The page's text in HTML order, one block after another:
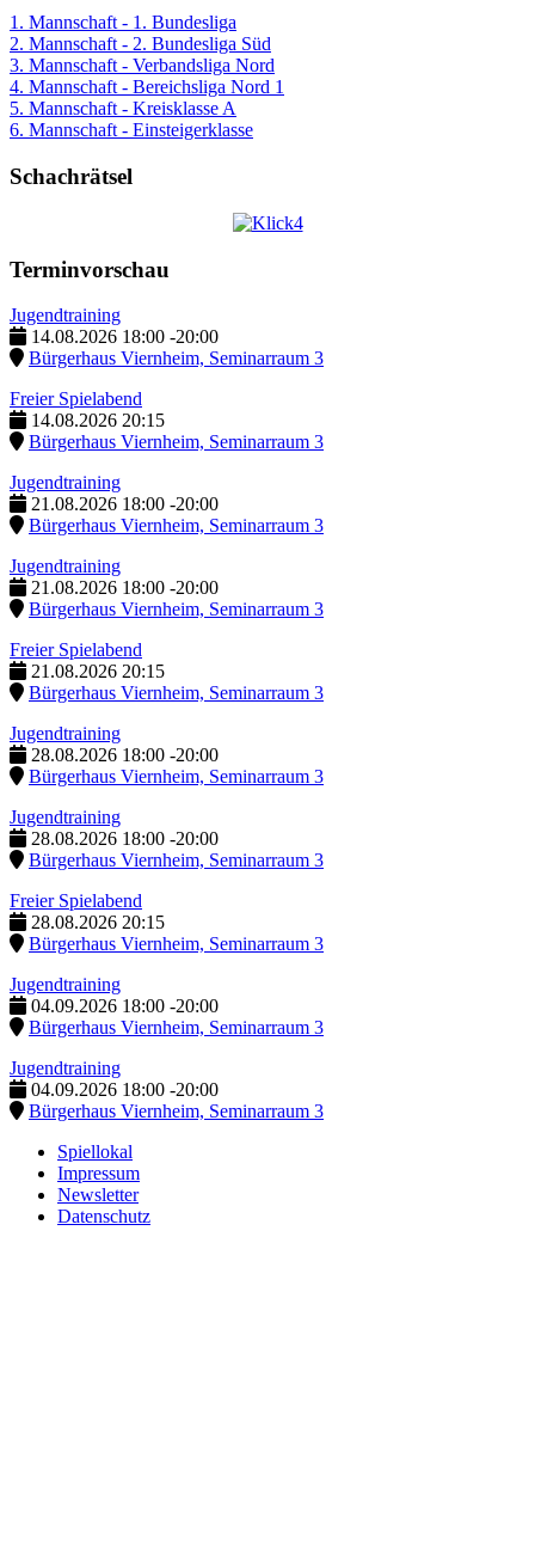
1. Mannschaft - 1. Bundesliga
2. Mannschaft - 2. Bundesliga Süd
3. Mannschaft - Verbandsliga Nord
4. Mannschaft - Bereichsliga Nord 1
5. Mannschaft - Kreisklasse A
6. Mannschaft - Einsteigerklasse
Schachrätsel
Terminvorschau
Jugendtraining
14.08.2026 18:00 -20:00
Bürgerhaus Viernheim, Seminarraum 3
Freier Spielabend
14.08.2026 20:15
Bürgerhaus Viernheim, Seminarraum 3
Jugendtraining
21.08.2026 18:00 -20:00
Bürgerhaus Viernheim, Seminarraum 3
Jugendtraining
21.08.2026 18:00 -20:00
Bürgerhaus Viernheim, Seminarraum 3
Freier Spielabend
21.08.2026 20:15
Bürgerhaus Viernheim, Seminarraum 3
Jugendtraining
28.08.2026 18:00 -20:00
Bürgerhaus Viernheim, Seminarraum 3
Jugendtraining
28.08.2026 18:00 -20:00
Bürgerhaus Viernheim, Seminarraum 3
Freier Spielabend
28.08.2026 20:15
Bürgerhaus Viernheim, Seminarraum 3
Jugendtraining
04.09.2026 18:00 -20:00
Bürgerhaus Viernheim, Seminarraum 3
Jugendtraining
04.09.2026 18:00 -20:00
Bürgerhaus Viernheim, Seminarraum 3
Spiellokal
Impressum
Newsletter
Datenschutz